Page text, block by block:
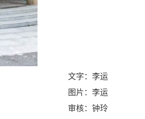
文字：李运
图片：李运
审核：钟玲